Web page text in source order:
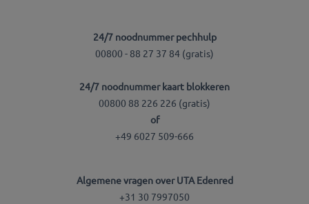
24/7 noodnummer pechhulp
00800 - 88 27 37 84 (gratis)
24/7 noodnummer kaart blokkeren
00800 88 226 226 (gratis)
of
+49 6027 509-666
Algemene vragen over UTA Edenred
+31 30 7997050